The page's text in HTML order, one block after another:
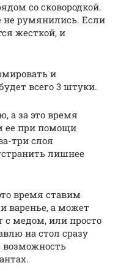
со сковородкой.
румянились. Если
жесткой, и
и
всего 3 штуки.
а за это время
ее при помощи
три слоя
лишнее
время ставим
варенье, а может
с медом, или просто
на стол сразу
возможность